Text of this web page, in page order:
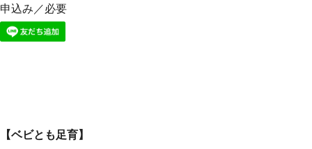
申込み／必要
【ベビとも足育】